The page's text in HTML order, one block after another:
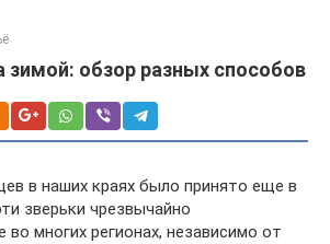
зимой: обзор разных способов
в наших краях было принято еще в
зверьки чрезвычайно
во многих регионах, независимо от